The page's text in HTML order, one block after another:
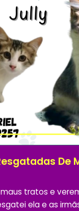
De
tratos e
ela e as